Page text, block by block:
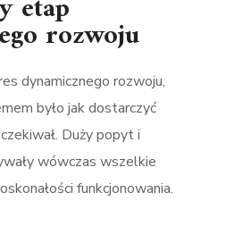
rozwoju
dynamicznego rozwoju,
było jak dostarczyć
Duży popyt i
wówczas wszelkie
funkcjonowania.